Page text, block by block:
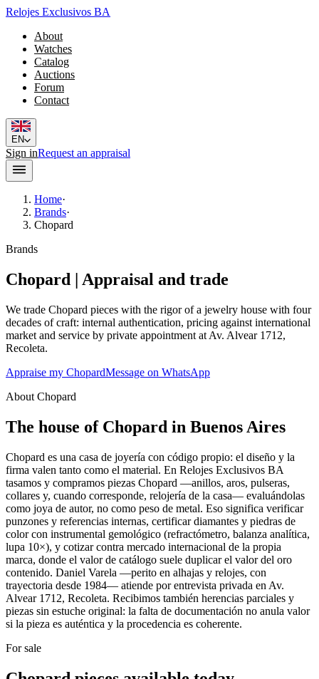
Relojes Exclusivos BA
About
Watches
Catalog
Auctions
Forum
Contact
EN
Sign inRequest an appraisal
Home·
Brands·
Chopard
Brands
Chopard | Appraisal and trade
We trade Chopard pieces with the rigor of a jewelry house with four
decades of craft: internal authentication, pricing against international
market and service by private appointment at Av. Alvear 1712,
Recoleta.
Appraise my ChopardMessage on WhatsApp
About Chopard
The house of Chopard in Buenos Aires
Chopard es una casa de joyería con código propio: el diseño y la
firma valen tanto como el material. En Relojes Exclusivos BA
tasamos y compramos piezas Chopard —anillos, aros, pulseras,
collares y, cuando corresponde, relojería de la casa— evaluándolas
como joya de autor, no como peso de metal. Eso significa verificar
punzones y referencias internas, certificar diamantes y piedras de
color con instrumental gemológico (refractómetro, balanza analítica,
lupa 10×), y cotizar contra mercado internacional de la propia
marca, donde el valor de catálogo suele duplicar el valor del oro
contenido. Daniel Varela —perito en alhajas y relojes, con
trayectoria desde 1984— atiende por entrevista privada en Av.
Alvear 1712, Recoleta. Recibimos también herencias parciales y
piezas sin estuche original: la falta de documentación no anula valor
si la pieza es auténtica y la procedencia es coherente.
For sale